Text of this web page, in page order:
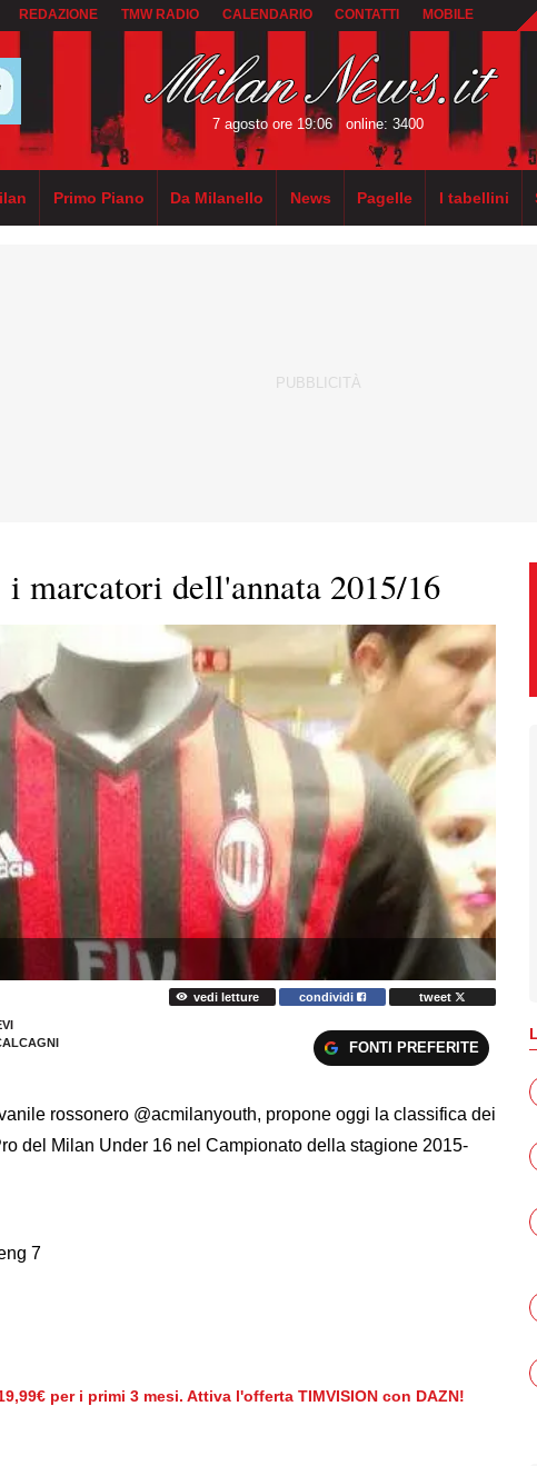
REDAZIONE TMW RADIO CALENDARIO CONTATTI MOBILE
7 agosto ore 19:06 online: 3400
Primo Piano Da Milanello News Pagelle I tabellini
marcatori dell'annata 2015/16
vedi letture condividi tweet
FONTI PREFERITE
rossonero @acmilanyouth, propone oggi la classifica dei
del Milan Under 16 nel Campionato della stagione 2015-
7
per i primi 3 mesi. Attiva l'offerta TIMVISION con DAZN!